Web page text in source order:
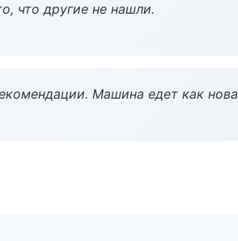
что другие не нашли.
Машина едет как